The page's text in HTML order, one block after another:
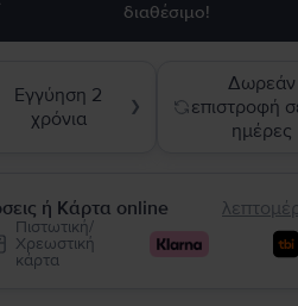
διαθέσιμο!
Εγγύηση 2
χρόνια
❯
Δωρεάν
επιστροφή
ημέρες
ή Κάρτα online
Πιστωτική/
Χρεωστική
κάρτα